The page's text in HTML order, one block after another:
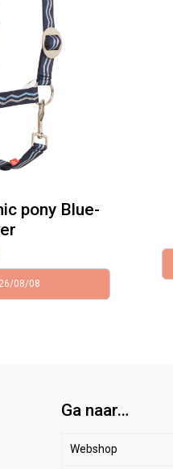
pony Blue-
08/08
Ga naar…
Webshop